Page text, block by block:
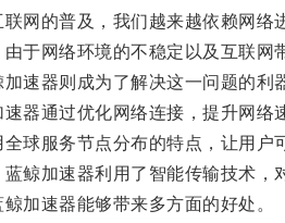
的普及，我们越来越依赖网络
网络环境的不稳定以及互联网带
器则成为了解决这一问题的利
通过优化网络连接，提升网络速
服务节点分布的特点，让用户可
加速器利用了智能传输技术，对
速器能够带来多方面的好处。